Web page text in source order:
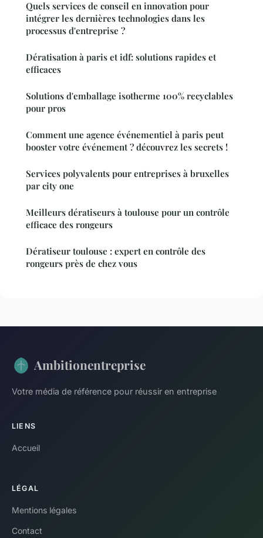
Quels services de conseil en innovation pour
intégrer les dernières technologies dans les
processus d'entreprise ?
Dératisation à paris et idf: solutions rapides et
efficaces
Solutions d'emballage isotherme 100% recyclables
pour pros
Comment une agence événementiel à paris peut
booster votre événement ? découvrez les secrets !
Services polyvalents pour entreprises à bruxelles
par city one
Meilleurs dératiseurs à toulouse pour un contrôle
efficace des rongeurs
Dératiseur toulouse : expert en contrôle des
rongeurs près de chez vous
Ambitionentreprise
Votre média de référence pour réussir en entreprise
LIENS
Accueil
LÉGAL
Mentions légales
Contact